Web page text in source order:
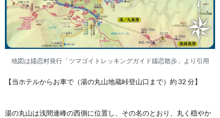
地図は嬬恋村発行「ツマゴイトレッキングガイド嬬恋散歩」より引用
【当ホテルからお車で（湯の丸山地蔵峠登山口まで）約 32 分】
湯の丸山は浅間連峰の西側に位置し、その名のとおり、丸く穏やか